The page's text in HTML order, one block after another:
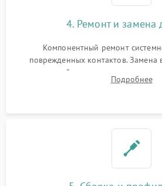
4. Ремонт и замена
Компонентный ремонт
поврежденных контактов. Замена
двигателей, изношенного
лидара или помпы подачи воды.
Подробнее